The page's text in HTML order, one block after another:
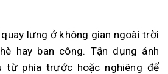
lưng ở không gian ngoài trời
hay ban công. Tận dụng ánh
từ phía trước hoặc nghiêng để